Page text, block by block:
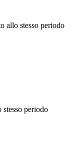
allo stesso periodo
periodo